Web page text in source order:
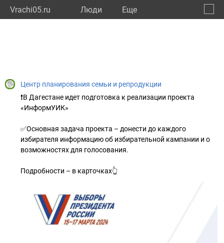
Vrachi05.ru Люди Eще
Центр планирования семьи и репродукции
❗️В Дагестане идет подготовка к реализации проекта
«ИнформУИК»
✅Основная задача проекта – донести до каждого
избирателя информацию об избирательной кампании и о
возможностях для голосования.
Подробности – в карточках👆